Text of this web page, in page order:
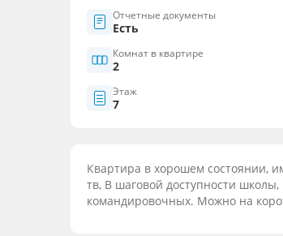
Отчетные документы
Есть
Комнат в квартире
2
Этаж
7
Квартира в хорошем состоянии,
тв, В шаговой доступности
командировочных. Можно на